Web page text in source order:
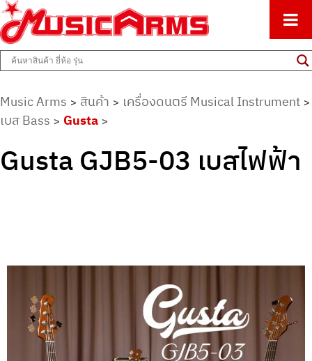
Music Arms
ศูนย์รวมครื่องดนตรีทุกชนิด ตั้งแต่เริ่มต้นถึงมืออาชีพ
Music Arms > สินค้า > เครื่องดนตรี Musical Instrument >
เบส Bass > Gusta >
Gusta GJB5-03 เบสไฟฟ้า